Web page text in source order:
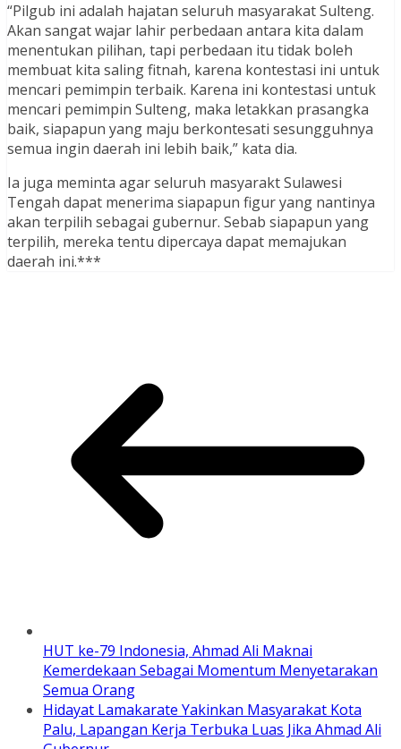
“Pilgub ini adalah hajatan seluruh masyarakat Sulteng.
Akan sangat wajar lahir perbedaan antara kita dalam
menentukan pilihan, tapi perbedaan itu tidak boleh
membuat kita saling fitnah, karena kontestasi ini untuk
mencari pemimpin terbaik. Karena ini kontestasi untuk
mencari pemimpin Sulteng, maka letakkan prasangka
baik, siapapun yang maju berkontesati sesungguhnya
semua ingin daerah ini lebih baik,” kata dia.
Ia juga meminta agar seluruh masyarakt Sulawesi
Tengah dapat menerima siapapun figur yang nantinya
akan terpilih sebagai gubernur. Sebab siapapun yang
terpilih, mereka tentu dipercaya dapat memajukan
daerah ini.***
HUT ke-79 Indonesia, Ahmad Ali Maknai
Kemerdekaan Sebagai Momentum Menyetarakan
Semua Orang
Hidayat Lamakarate Yakinkan Masyarakat Kota
Palu, Lapangan Kerja Terbuka Luas Jika Ahmad Ali